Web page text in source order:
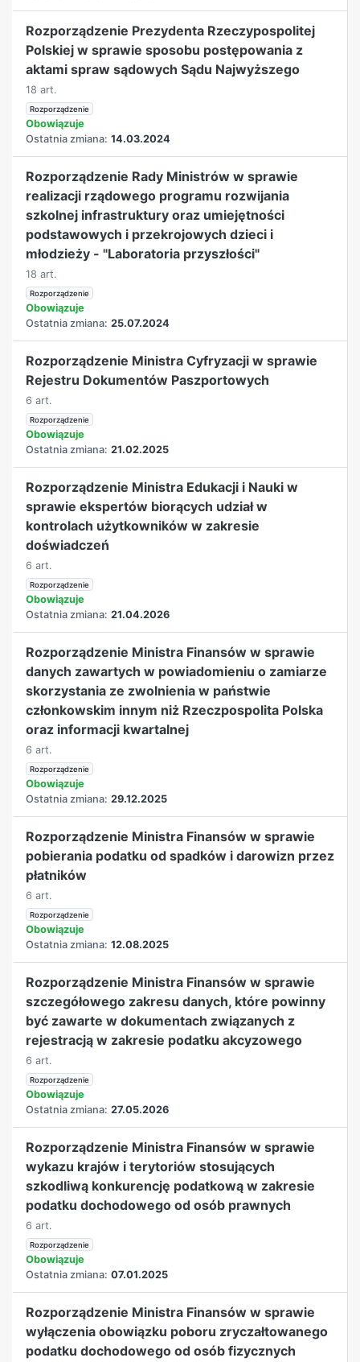
Rozporządzenie Prezydenta Rzeczypospolitej
Polskiej w sprawie sposobu postępowania z
aktami spraw sądowych Sądu Najwyższego
18 art.
Rozporządzenie
Obowiązuje
Ostatnia zmiana: 14.03.2024
Rozporządzenie Rady Ministrów w sprawie
realizacji rządowego programu rozwijania
szkolnej infrastruktury oraz umiejętności
podstawowych i przekrojowych dzieci i
młodzieży - "Laboratoria przyszłości"
18 art.
Rozporządzenie
Obowiązuje
Ostatnia zmiana: 25.07.2024
Rozporządzenie Ministra Cyfryzacji w sprawie
Rejestru Dokumentów Paszportowych
6 art.
Rozporządzenie
Obowiązuje
Ostatnia zmiana: 21.02.2025
Rozporządzenie Ministra Edukacji i Nauki w
sprawie ekspertów biorących udział w
kontrolach użytkowników w zakresie
doświadczeń
6 art.
Rozporządzenie
Obowiązuje
Ostatnia zmiana: 21.04.2026
Rozporządzenie Ministra Finansów w sprawie
danych zawartych w powiadomieniu o zamiarze
skorzystania ze zwolnienia w państwie
członkowskim innym niż Rzeczpospolita Polska
oraz informacji kwartalnej
6 art.
Rozporządzenie
Obowiązuje
Ostatnia zmiana: 29.12.2025
Rozporządzenie Ministra Finansów w sprawie
pobierania podatku od spadków i darowizn przez
płatników
6 art.
Rozporządzenie
Obowiązuje
Ostatnia zmiana: 12.08.2025
Rozporządzenie Ministra Finansów w sprawie
szczegółowego zakresu danych, które powinny
być zawarte w dokumentach związanych z
rejestracją w zakresie podatku akcyzowego
6 art.
Rozporządzenie
Obowiązuje
Ostatnia zmiana: 27.05.2026
Rozporządzenie Ministra Finansów w sprawie
wykazu krajów i terytoriów stosujących
szkodliwą konkurencję podatkową w zakresie
podatku dochodowego od osób prawnych
6 art.
Rozporządzenie
Obowiązuje
Ostatnia zmiana: 07.01.2025
Rozporządzenie Ministra Finansów w sprawie
wyłączenia obowiązku poboru zryczałtowanego
podatku dochodowego od osób fizycznych